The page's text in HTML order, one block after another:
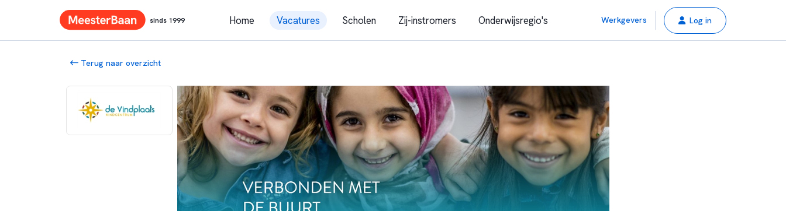
sinds 1999 Home Vacatures Scholen Zij-instromers Onderwijsregio's Werkgevers Log in
Terug naar overzicht